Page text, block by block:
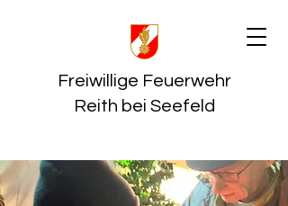
Freiwillige Feuerwehr
Reith bei Seefeld